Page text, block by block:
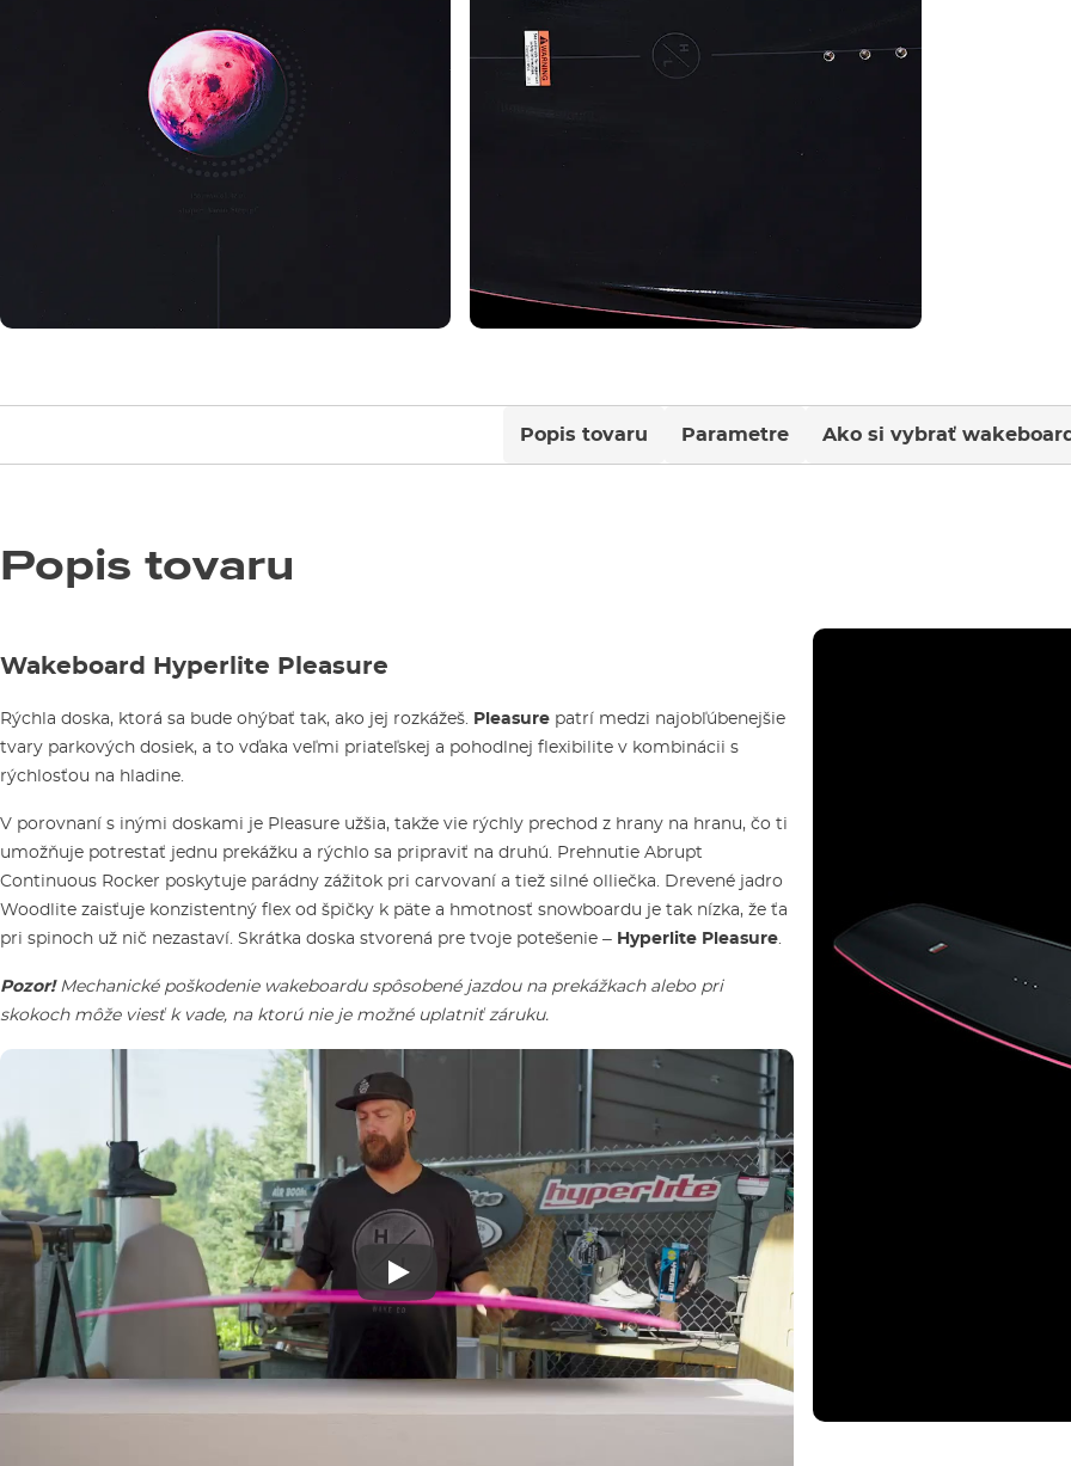
Popis tovaru Parametre Ako si vybrať
Popis tovaru
Wakeboard Hyperlite Pleasure
Rýchla doska, ktorá sa bude ohýbať tak, ako jej rozkážeš. Pleasure patrí medzi najobľúbenejšie
tvary parkových dosiek, a to vďaka veľmi priateľskej a pohodlnej flexibilite v kombinácii s
rýchlosťou na hladine.
V porovnaní s inými doskami je Pleasure užšia, takže vie rýchly prechod z hrany na hranu, čo ti
umožňuje potrestať jednu prekážku a rýchlo sa pripraviť na druhú. Prehnutie Abrupt
Continuous Rocker poskytuje parádny zážitok pri carvovaní a tiež silné olliečka. Drevené jadro
Woodlite zaisťuje konzistentný flex od špičky k päte a hmotnosť snowboardu je tak nízka, že ťa
pri spinoch už nič nezastaví. Skrátka doska stvorená pre tvoje potešenie – Hyperlite Pleasure
Pozor!Mechanické poškodenie wakeboardu spôsobené jazdou na prekážkach alebo pri
skokoch môže viesť k vade, na ktorú nie je možné uplatniť záruku.